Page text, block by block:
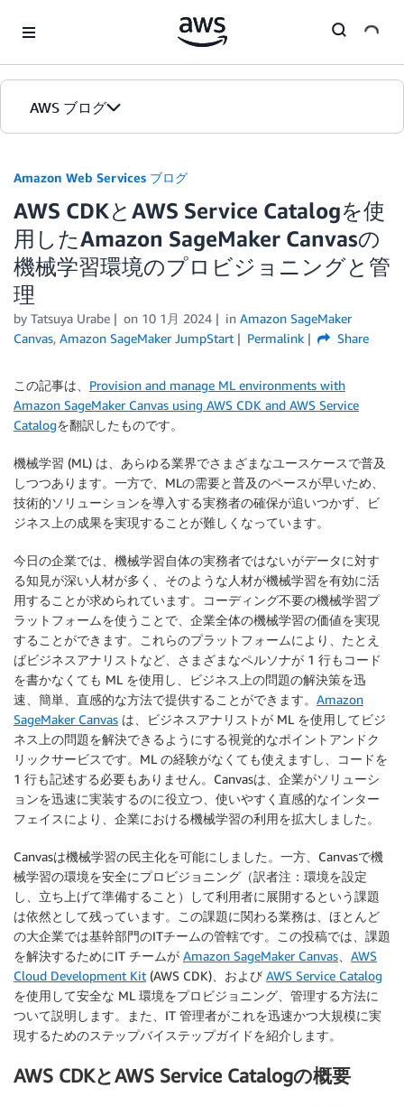
AWS ブログ
カテゴリ
エディション
Amazon Web Services ブログ
AWS CDKとAWS Service Catalogを使
用したAmazon SageMaker Canvasの
機械学習環境のプロビジョニングと管
理
by Tatsuya Urabe on 10 1月 2024 in Amazon SageMaker
Canvas, Amazon SageMaker JumpStart Permalink Share
この記事は、 Provision and manage ML environments with
Amazon SageMaker Canvas using AWS CDK and AWS Service
Catalogを翻訳したものです。
機械学習 (ML) は、あらゆる業界でさまざまなユースケースで普及
しつつあります。一方で、MLの需要と普及のペースが早いため、
技術的ソリューションを導入する実務者の確保が追いつかず、ビ
ジネス上の成果を実現することが難しくなっています。
今日の企業では、機械学習自体の実務者ではないがデータに対す
る知見が深い人材が多く、そのような人材が機械学習を有効に活
用することが求められています。コーディング不要の機械学習プ
ラットフォームを使うことで、企業全体の機械学習の価値を実現
することができます。これらのプラットフォームにより、たとえ
ばビジネスアナリストなど、さまざまなペルソナが 1 行もコード
を書かなくても ML を使用し、ビジネス上の問題の解決策を迅
速、簡単、直感的な方法で提供することができます。 Amazon
SageMaker Canvas は、ビジネスアナリストが ML を使用してビジ
ネス上の問題を解決できるようにする視覚的なポイントアンドク
リックサービスです。ML の経験がなくても使えますし、コードを
1 行も記述する必要もありません。Canvasは、企業がソリューシ
ョンを迅速に実装するのに役立つ、使いやすく直感的なインター
フェイスにより、企業における機械学習の利用を拡大しました。
Canvasは機械学習の民主化を可能にしました。一方、Canvasで機
械学習の環境を安全にプロビジョニング（訳者注：環境を設定
し、立ち上げて準備すること）して利用者に展開するという課題
は依然として残っています。この課題に関わる業務は、ほとんど
の大企業では基幹部門のITチームの管轄です。この投稿では、課題
を解決するためにIT チームが Amazon SageMaker Canvas
AWS
Cloud Development Kit (AWS CDK)、および AWS Service Catalog
を使用して安全な ML 環境をプロビジョニング、管理する方法に
ついて説明します。また、IT 管理者がこれを迅速かつ大規模に実
現するためのステップバイステップガイドを紹介します。
AWS CDKとAWS Service Catalogの概要